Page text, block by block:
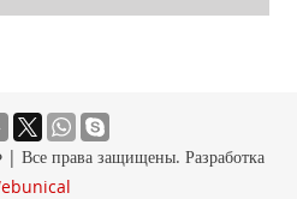
права защищены. Разработка